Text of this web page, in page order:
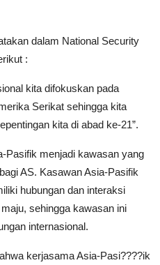
dalam National Security
:
kita difokuskan pada
Serikat sehingga kita
kita di abad ke-21”.
Pasifik menjadi kawasan yang
AS. Kasawan Asia-Pasifik
hubungan dan interaksi
sehingga kawasan ini
internasional.
kerjasama Asia-Pasi????ik